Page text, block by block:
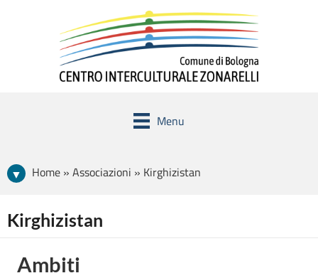
Menu
Home » Associazioni » Kirghizistan
Kirghizistan
Ambiti